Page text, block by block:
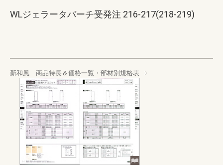
WLジェラータバーチ受発注 216-217(218-219)
新和風 商品特長＆価格一覧・部材別規格表